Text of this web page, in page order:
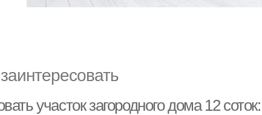
участок загородного дома 12